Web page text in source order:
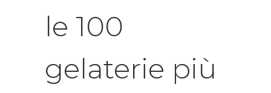
le 100
gelaterie più